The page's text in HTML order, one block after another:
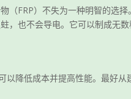
（FRP）不失为一种明智的选择
，也不会导电。它可以制成无
降低成本并提高性能。最好